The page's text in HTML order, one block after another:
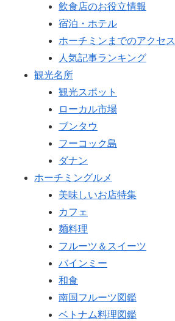
飲食店のお役立情報
宿泊・ホテル
ホーチミンまでのアクセス
人気記事ランキング
観光名所
観光スポット
ローカル市場
ブンタウ
フーコック島
ダナン
ホーチミングルメ
美味しいお店特集
カフェ
麺料理
フルーツ＆スイーツ
バインミー
和食
南国フルーツ図鑑
ベトナム料理図鑑